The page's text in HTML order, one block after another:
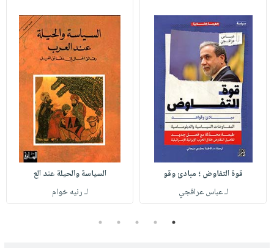
قوة التفاوض ؛ مبادئ وقو
لـ عباس عراقجي
السياسة والحيلة عند الع
لـ رنيه خوام
1
2
3
4
5